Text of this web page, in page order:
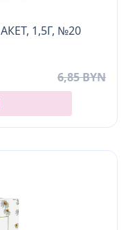
1,5Г, №20
6,85 BYN